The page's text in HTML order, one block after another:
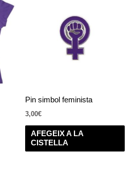
Pin simbol feminista
3,00€
AFEGEIX A LA
CISTELLA